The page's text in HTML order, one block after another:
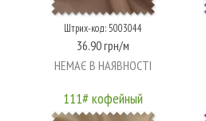
Штрих-код: 5003044
36.90 грн/м
НЕМАЄ В НАЯВНОСТІ
111# кофейный